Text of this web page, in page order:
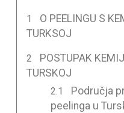
O PEELINGU S
TURKSOJ
POSTUPAK
TURSKOJ
Područja
peelinga u